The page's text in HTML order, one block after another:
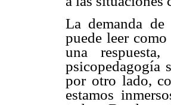
La demanda
puede leer
una
psicopedagogía
por otro lado,
estamos